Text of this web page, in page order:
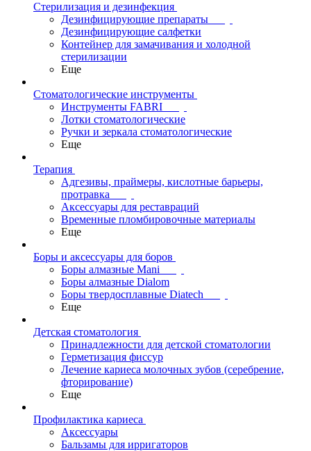
Стерилизация и дезинфекция
Дезинфицирующие препараты
Дезинфицирующие салфетки
Контейнер для замачивания и холодной
стерилизации
Еще
Стоматологические инструменты
Инструменты FABRI
Лотки стоматологические
Ручки и зеркала стоматологические
Еще
Терапия
Адгезивы, праймеры, кислотные барьеры,
протравка
Аксессуары для реставраций
Временные пломбировочные материалы
Еще
Боры и аксессуары для боров
Боры алмазные Mani
Боры алмазные Dialom
Боры твердосплавные Diatech
Еще
Детская стоматология
Принадлежности для детской стоматологии
Герметизация фиссур
Лечение кариеса молочных зубов (серебрение,
фторирование)
Еще
Профилактика кариеса
Аксессуары
Бальзамы для ирригаторов